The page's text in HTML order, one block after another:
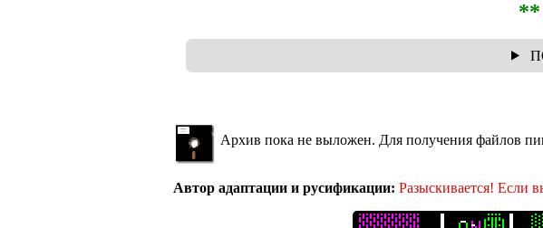
**
Архив пока не выложен. Для получения файлов
Автор адаптации и русификации: Разыскивается! Если